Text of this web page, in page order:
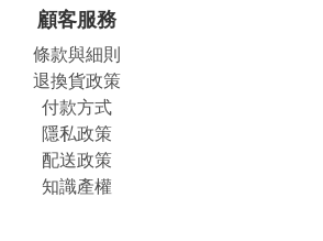
顧客服務
條款與細則
退換貨政策
付款方式
隱私政策
配送政策
知識產權